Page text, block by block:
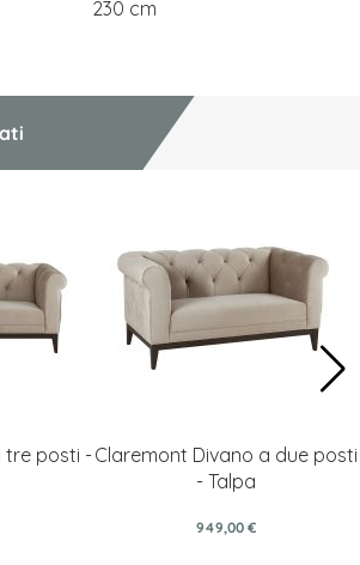
230 cm
tre posti -Claremont Divano a due posti
- Talpa
949,00 €